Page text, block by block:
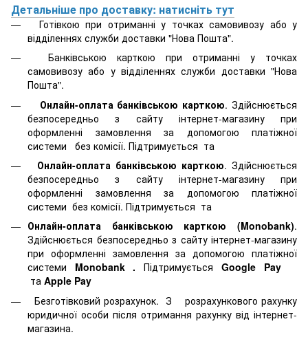
Детальніше про доставку: натисніть тут
Готівкою при отриманні у точках самовивозу або у
відділеннях служби доставки "Нова Пошта".
Банківською карткою при отриманні у точках
самовивозу або у відділеннях служби доставки "Нова
Пошта".
Онлайн-оплата банківською карткою. Здійснюється
безпосередньо з сайту інтернет-магазину при
оформленні замовлення за допомогою платіжної
системи
без комісії. Підтримується та
Онлайн-оплата банківською карткою. Здійснюється
безпосередньо з сайту інтернет-магазину при
оформленні замовлення за допомогою платіжної
системи без комісії. Підтримується та
Онлайн-оплата банківською карткою (Monobank).
Здійснюється безпосередньо з сайту інтернет-магазину
при оформленні замовлення за допомогою платіжної
системи Monobank .Підтримується Google Pay
та Apple Pay
Безготівковий розрахунок. З розрахункового рахунку
юридичної особи після отримання рахунку від інтернет-
магазина.